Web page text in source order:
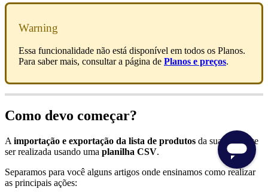
Warning
Essa funcionalidade não está disponível em todos os Planos.
Para saber mais, consultar a página de Planos e preços.
Como devo começar?
A importação e exportação da lista de produtos da sua loja deve
ser realizada usando uma planilha CSV.
Separamos para você alguns artigos onde ensinamos como realizar
as principais ações: